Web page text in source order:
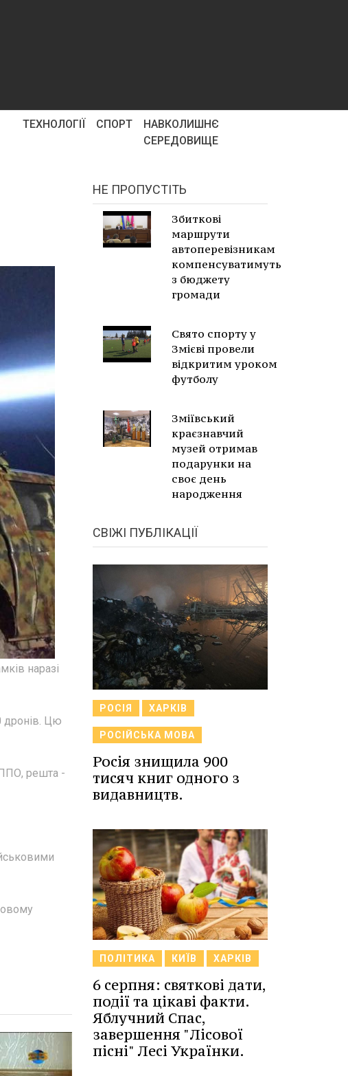
ТЕХНОЛОГІЇ СПОРТ
НАВКОЛИШНЄ
СЕРЕДОВИЩЕ
наразі
дронів. Цю
ППО, решта -
НЕ ПРОПУСТІТЬ
Збиткові
маршрути
автоперевізникам
компенсуватимуть
з бюджету
громади
Свято спорту у
Змієві провели
відкритим уроком
футболу
Зміївський
краєзнавчий
музей отримав
подарунки на
своє день
народження
СВІЖІ ПУБЛІКАЦІЇ
РОСІЯ ХАРКІВ
РОСІЙСЬКА МОВА
Росія знищила 900
тисяч книг одного з
видавництв.
ПОЛІТИКА КИЇВ ХАРКІВ
6 серпня: святкові дати,
події та цікаві факти.
Яблучний Спас,
завершення "Лісової
пісні" Лесі Українки.